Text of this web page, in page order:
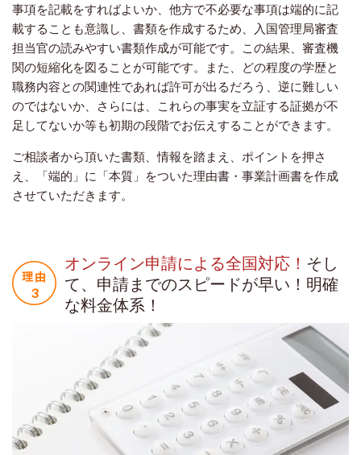
事項を記載をすればよいか、他方で不必要な事項は端的に記
載することも意識し、書類を作成するため、入国管理局審査
担当官の読みやすい書類作成が可能です。この結果、審査機
関の短縮化を図ることが可能です。また、どの程度の学歴と
職務内容との関連性であれば許可が出るだろう、逆に難しい
のではないか、さらには、これらの事実を立証する証拠が不
足してないか等も初期の段階でお伝えすることができます。
ご相談者から頂いた書類、情報を踏まえ、ポイントを押さ
え、「端的」に「本質」をついた理由書・事業計画書を作成
させていただきます。
オンライン申請による全国対応！ そし
て、申請までのスピードが早い！明確
な料金体系！